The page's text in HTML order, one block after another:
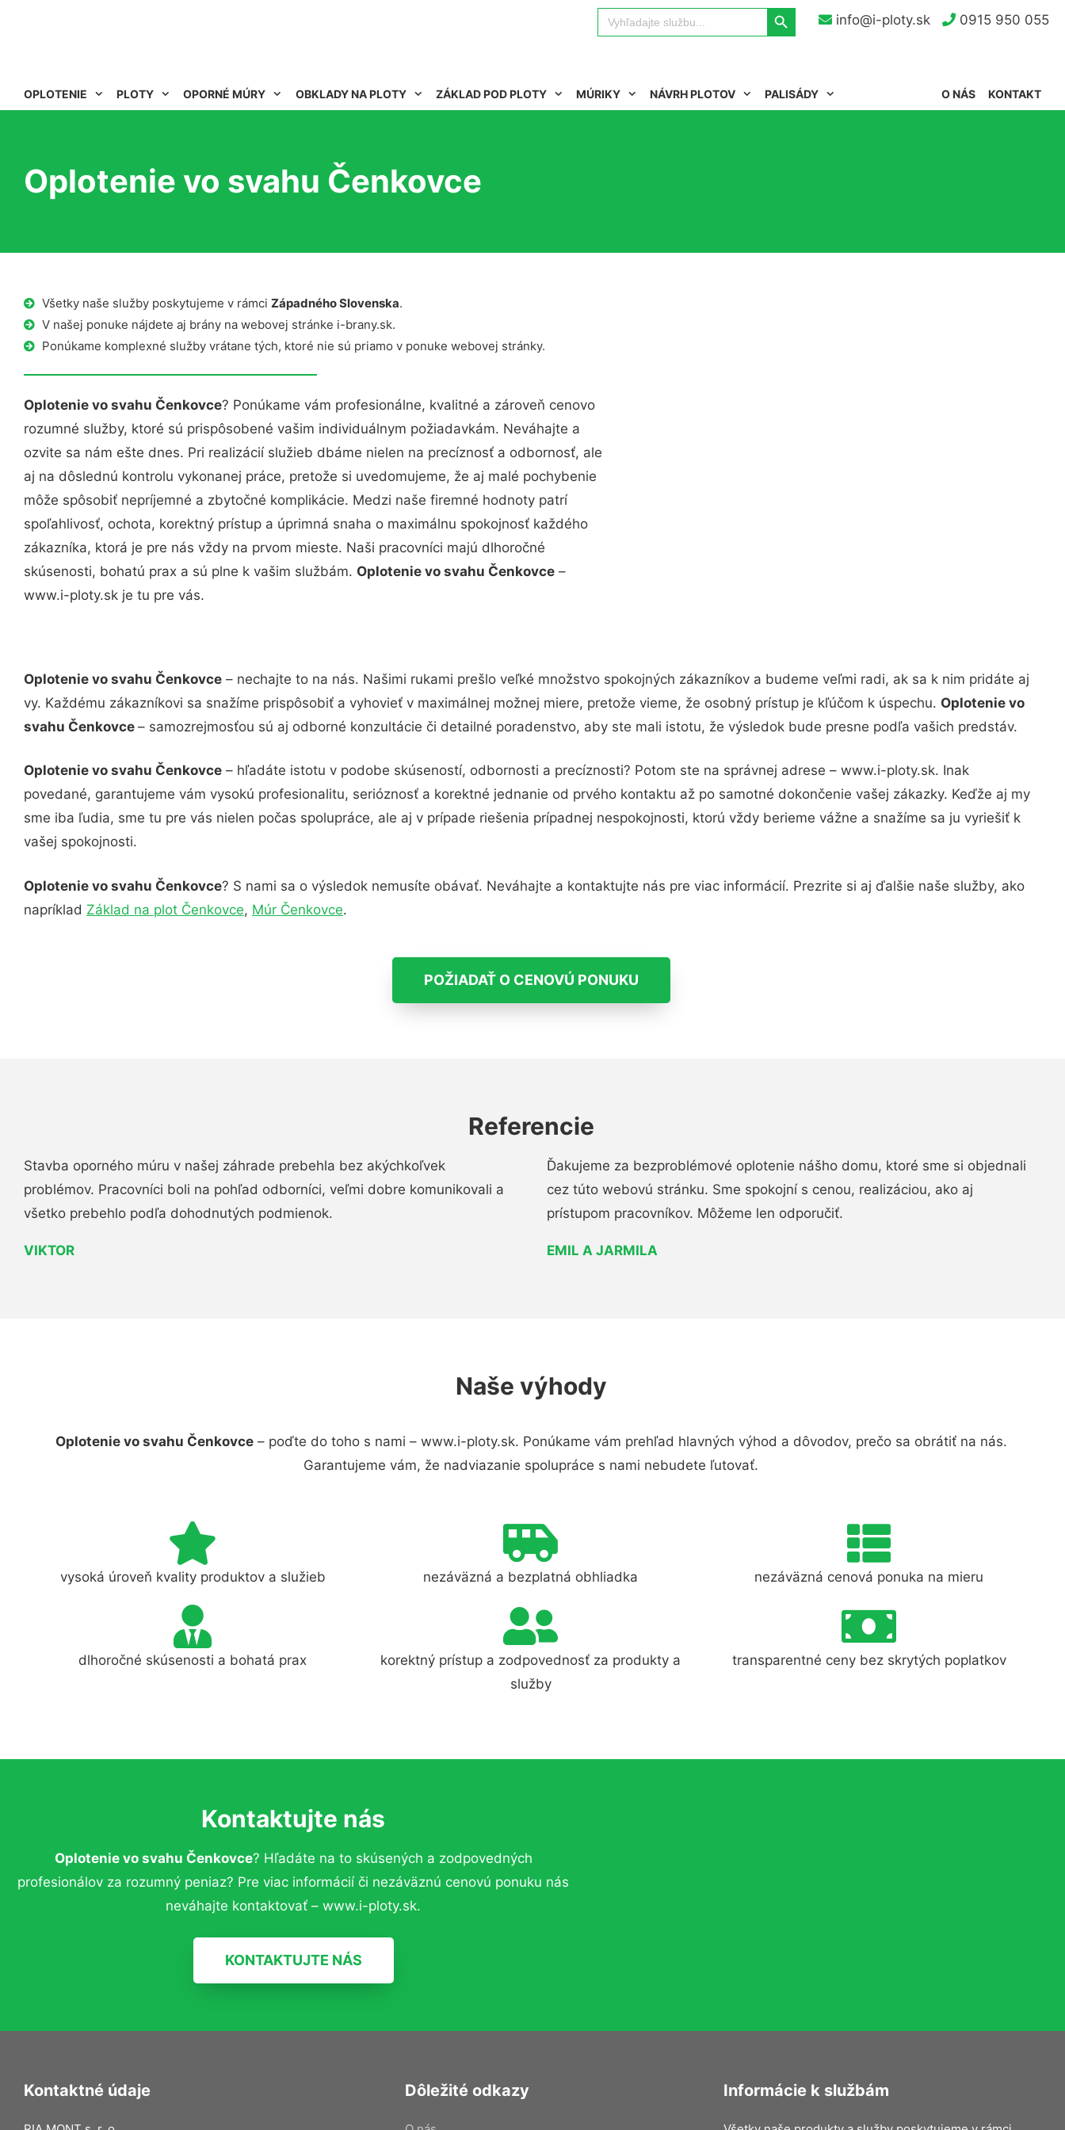
info@i-ploty.sk 0915 950 055
Search
for:
Search Button
OPLOTENIE PLOTY OPORNÉ MÚRY OBKLADY NA PLOTY ZÁKLAD POD PLOTY MÚRIKY NÁVRH PLOTOV PALISÁDY KONTAKT
O NÁS
Oplotenie vo svahu Čenkovce
Všetky naše služby poskytujeme v rámci Západného Slovenska.
V našej ponuke nájdete aj brány na webovej stránke i-brany.sk.
Ponúkame komplexné služby vrátane tých, ktoré nie sú priamo v ponuke webovej stránky.
Oplotenie vo svahu Čenkovce? Ponúkame vám profesionálne, kvalitné a zároveň cenovo
rozumné služby, ktoré sú prispôsobené vašim individuálnym požiadavkám. Neváhajte a
ozvite sa nám ešte dnes. Pri realizácií služieb dbáme nielen na precíznosť a odbornosť, ale
aj na dôslednú kontrolu vykonanej práce, pretože si uvedomujeme, že aj malé pochybenie
môže spôsobiť nepríjemné a zbytočné komplikácie. Medzi naše firemné hodnoty patrí
spoľahlivosť, ochota, korektný prístup a úprimná snaha o maximálnu spokojnosť každého
zákazníka, ktorá je pre nás vždy na prvom mieste. Naši pracovníci majú dlhoročné
skúsenosti, bohatú prax a sú plne k vašim službám. Oplotenie vo svahu Čenkovce –
www.i-ploty.sk je tu pre vás.
Oplotenie vo svahu Čenkovce – nechajte to na nás. Našimi rukami prešlo veľké množstvo spokojných zákazníkov a budeme veľmi radi, ak sa k nim pridáte aj
vy. Každému zákazníkovi sa snažíme prispôsobiť a vyhovieť v maximálnej možnej miere, pretože vieme, že osobný prístup je kľúčom k úspechu. Oplotenie vo
svahu Čenkovce – samozrejmosťou sú aj odborné konzultácie či detailné poradenstvo, aby ste mali istotu, že výsledok bude presne podľa vašich predstáv.
Oplotenie vo svahu Čenkovce – hľadáte istotu v podobe skúseností, odbornosti a precíznosti? Potom ste na správnej adrese – www.i-ploty.sk. Inak
povedané, garantujeme vám vysokú profesionalitu, serióznosť a korektné jednanie od prvého kontaktu až po samotné dokončenie vašej zákazky. Keďže aj my
sme iba ľudia, sme tu pre vás nielen počas spolupráce, ale aj v prípade riešenia prípadnej nespokojnosti, ktorú vždy berieme vážne a snažíme sa ju vyriešiť k
vašej spokojnosti.
Oplotenie vo svahu Čenkovce? S nami sa o výsledok nemusíte obávať. Neváhajte a kontaktujte nás pre viac informácií. Prezrite si aj ďalšie naše služby, ako
napríklad Základ na plot Čenkovce, Múr Čenkovce.
POŽIADAŤ O CENOVÚ PONUKU
Referencie
Stavba oporného múru v našej záhrade prebehla bez akýchkoľvek
problémov. Pracovníci boli na pohľad odborníci, veľmi dobre komunikovali a
všetko prebehlo podľa dohodnutých podmienok.
VIKTOR
Ďakujeme za bezproblémové oplotenie nášho domu, ktoré sme si objednali
cez túto webovú stránku. Sme spokojní s cenou, realizáciou, ako aj
prístupom pracovníkov. Môžeme len odporučiť.
EMIL A JARMILA
Naše výhody
Oplotenie vo svahu Čenkovce– poďte do toho s nami – www.i-ploty.sk. Ponúkame vám prehľad hlavných výhod a dôvodov, prečo sa obrátiť na nás.
Garantujeme vám, že nadviazanie spolupráce s nami nebudete ľutovať.
vysoká úroveň kvality produktov a služieb nezáväzná a bezplatná obhliadka nezáväzná cenová ponuka na mieru
dlhoročné skúsenosti a bohatá prax
korektný prístup a zodpovednosť za produkty a
služby
transparentné ceny bez skrytých poplatkov
Kontaktujte nás
Oplotenie vo svahu Čenkovce? Hľadáte na to skúsených a zodpovedných
profesionálov za rozumný peniaz? Pre viac informácií či nezáväznú cenovú ponuku nás
neváhajte kontaktovať – www.i-ploty.sk.
KONTAKTUJTE NÁS
Kontaktné údaje Dôležité odkazy Informácie k službám